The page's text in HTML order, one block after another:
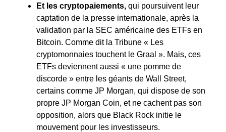
Et les cryptopaiements, qui poursuivent leur
captation de la presse internationale, après la
validation par la SEC américaine des ETFs en
Bitcoin. Comme dit la Tribune « Les
cryptomonnaies touchent le Graal ». Mais, ces
ETFs deviennent aussi « une pomme de
discorde » entre les géants de Wall Street,
certains comme JP Morgan, qui dispose de son
propre JP Morgan Coin, et ne cachent pas son
opposition, alors que Black Rock initie le
mouvement pour les investisseurs.